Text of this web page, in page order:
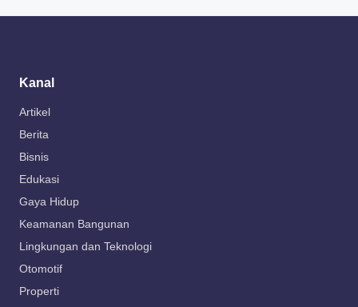
Kanal
Artikel
Berita
Bisnis
Edukasi
Gaya Hidup
Keamanan Bangunan
Lingkungan dan Teknologi
Otomotif
Properti